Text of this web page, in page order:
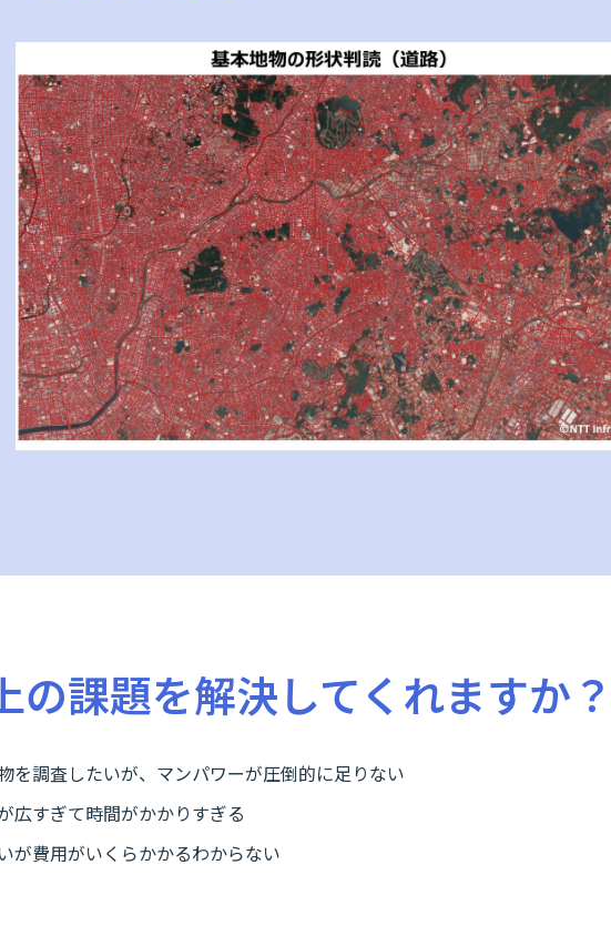
の課題を解決してくれますか？
を調査したいが、マンパワーが圧倒的に足りない
広すぎて時間がかかりすぎる
が費用がいくらかかるわからない